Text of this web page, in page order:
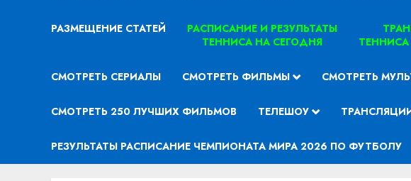
РАЗМЕЩЕНИЕ СТАТЕЙ
РАСПИСАНИЕ И РЕЗУЛЬТАТЫ
ТЕННИСА НА СЕГОДНЯ
СМОТРЕТЬ СЕРИАЛЫ СМОТРЕТЬ ФИЛЬМЫ СМОТРЕТЬ
СМОТРЕТЬ 250 ЛУЧШИХ ФИЛЬМОВ ТЕЛЕШОУ
РЕЗУЛЬТАТЫ РАСПИСАНИЕ ЧЕМПИОНАТА МИРА 2026 ПО ФУТБОЛУ